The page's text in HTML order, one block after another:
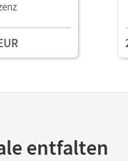
Medien
entfalten